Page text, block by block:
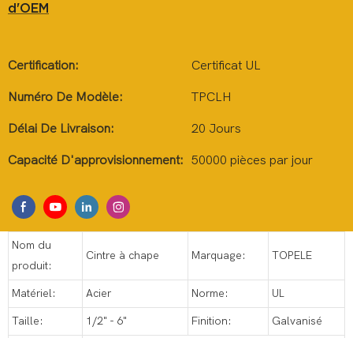
d'OEM
Certification: Certificat UL
Numéro De Modèle: TPCLH
Délai De Livraison: 20 Jours
Capacité D'approvisionnement: 50000 pièces par jour
Nom du
produit:
Cintre à chape Marquage: TOPELE
Matériel: Acier Norme: UL
Taille: 1/2" - 6" Finition: Galvanisé